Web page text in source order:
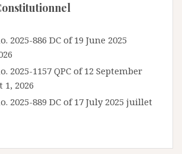
2025-886 DC of 19 June 2025
2025-1157 QPC of 12 September
2026
2025-889 DC of 17 July 2025 juillet